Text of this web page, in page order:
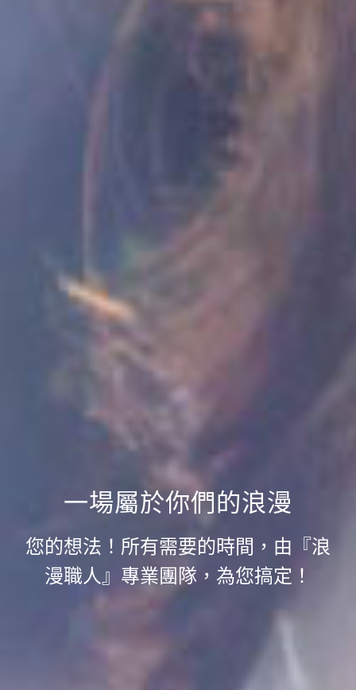
一場屬於你們的浪漫
您的想法！所有需要的時間，由『浪
漫職人』專業團隊，為您搞定！